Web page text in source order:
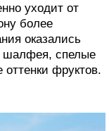
уходит от
более
оказались
шалфея, спелые
фруктов.